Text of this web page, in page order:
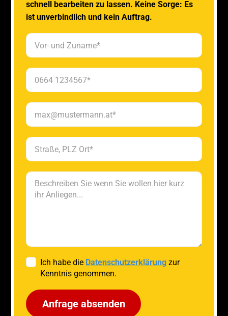
schnell bearbeiten zu lassen. Keine Sorge: Es
ist unverbindlich und kein Auftrag.
Ich habe die Datenschutzerklärung zur
Kenntnis genommen.